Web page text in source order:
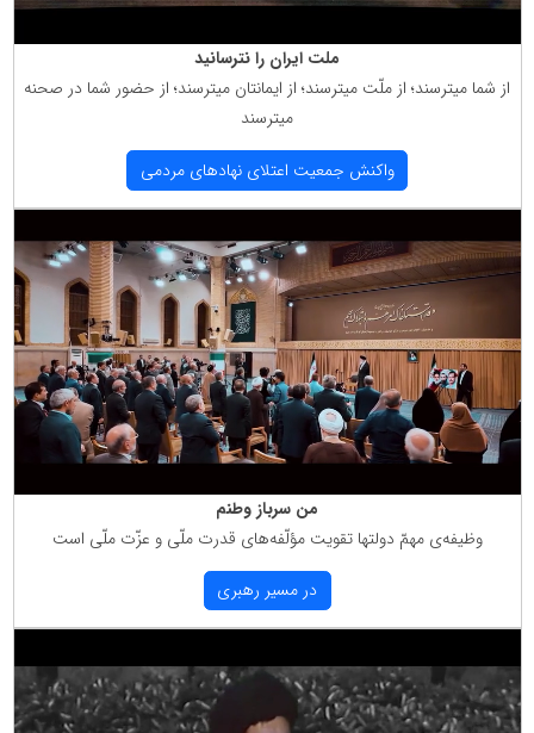
ملت ایران را نترسانید
از شما میترسند؛ از ملّت میترسند؛ از ایمانتان میترسند؛ از حضور شما در صحنه
میترسند
واكنش جمعیت اعتلای نهادهای مردمی
من سرباز وطنم
وظیفه‌ی مهمّ دولتها تقویت مؤلّفه‌های قدرت ملّی و عزّت ملّی است
در مسیر رهبری